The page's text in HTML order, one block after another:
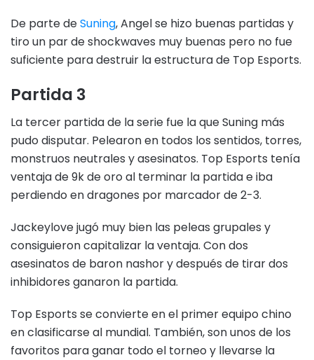
De parte deSuning, Angel se hizo buenas partidas y
tiro un par de shockwaves muy buenas pero no fue
suficiente para destruir la estructura de Top Esports.
Partida 3
La tercer partida de la serie fue la que Suning más
pudo disputar. Pelearon en todos los sentidos, torres,
monstruos neutrales y asesinatos. Top Esports tenía
ventaja de 9k de oro al terminar la partida e iba
perdiendo en dragones por marcador de 2-3.
Jackeylove jugó muy bien las peleas grupales y
consiguieron capitalizar la ventaja. Con dos
asesinatos de baron nashor y después de tirar dos
inhibidores ganaron la partida.
Top Esports se convierte en el primer equipo chino
en clasificarse al mundial. También, son unos de los
favoritos para ganar todo el torneo y llevarse la